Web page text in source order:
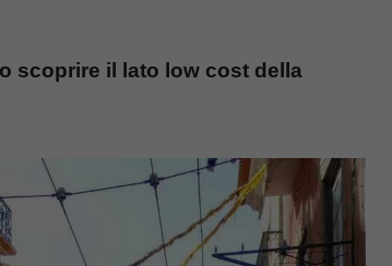
scoprire il lato low cost della